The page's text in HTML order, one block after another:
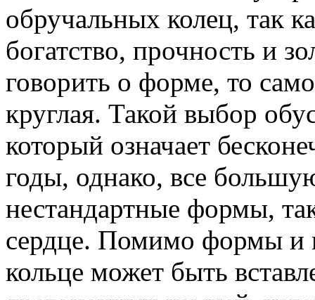
обручальных колец, так
богатство, прочность и
говорить о форме, то
круглая. Такой выбор
который означает
годы, однако, все
нестандартные формы,
сердце. Помимо формы и
кольце может быть